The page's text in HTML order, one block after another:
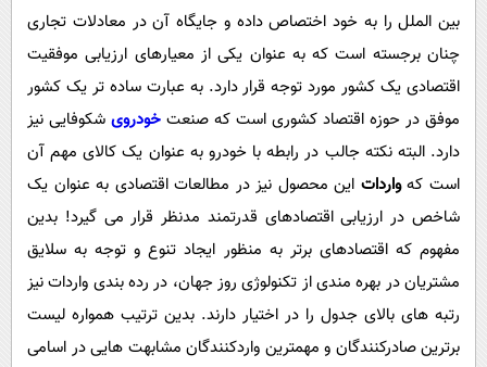
سیاست
سرگرمی
فناوری
گوناگون
حوادث
محیط زیست
سلامت
فرهنگی
پیامک
روانشناسی
آشپزی
بین الملل را به خود اختصاص داده و جایگاه آن در معادلات تجاری
چنان برجسته است که به عنوان یکی از معیارهای ارزیابی موفقیت
اقتصادی یک کشور مورد توجه قرار دارد. به عبارت ساده تر یک کشور
موفق در حوزه اقتصاد کشوری است که صنعت خودروی شکوفایی نیز
دارد. البته نکته جالب در رابطه با خودرو به عنوان یک کالای مهم آن
است کهواردات این محصول نیز در مطالعات اقتصادی به عنوان یک
شاخص در ارزیابی اقتصادهای قدرتمند مدنظر قرار می گیرد! بدین
مفهوم که اقتصادهای برتر به منظور ایجاد تنوع و توجه به سلایق
مشتریان در بهره مندی از تکنولوژی روز جهان، در رده بندی واردات نیز
رتبه های بالای جدول را در اختیار دارند. بدین ترتیب همواره لیست
برترین صادرکنندگان و مهمترین واردکنندگان مشابهت هایی در اسامی